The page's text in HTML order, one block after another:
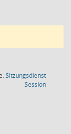
Sitzungsdienst
Session(Wird in